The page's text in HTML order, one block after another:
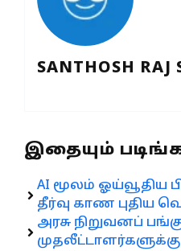
SANTHOSH RAJ
இதையும்
AI மூலம் ஓய்வூதிய
தீர்வு காண புதிய
அரசு நிறுவனப்